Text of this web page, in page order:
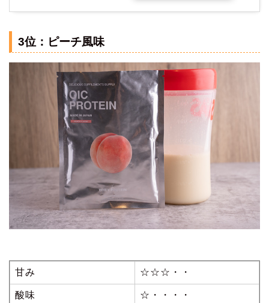
3位：ピーチ風味
甘み ☆☆☆・・
酸味 ☆・・・・